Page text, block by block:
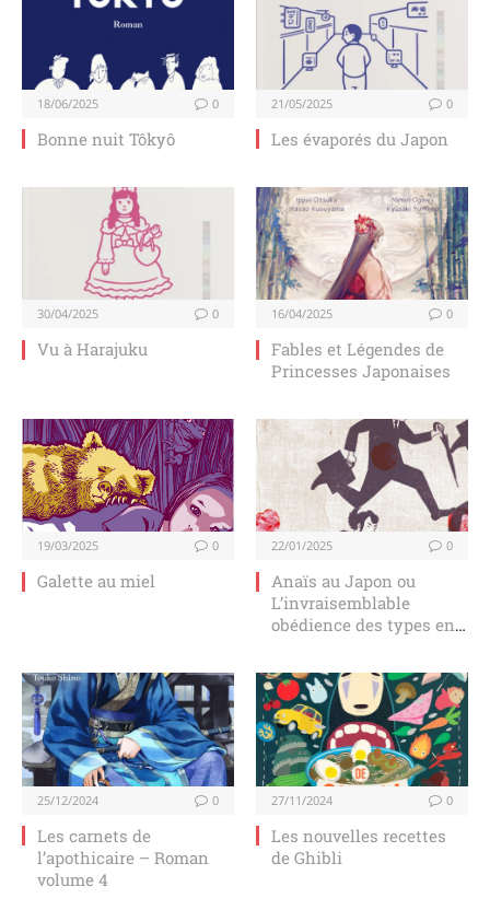
18/06/2025 0
Bonne nuit Tôkyô
21/05/2025 0
Les évaporés du Japon
30/04/2025 0
Vu à Harajuku
16/04/2025 0
Fables et Légendes de
Princesses Japonaises
19/03/2025 0
Galette au miel
22/01/2025 0
Anaïs au Japon ou
L’invraisemblable
obédience des types en
25/12/2024 0
Les carnets de
l’apothicaire – Roman
volume 4
27/11/2024 0
Les nouvelles recettes
de Ghibli